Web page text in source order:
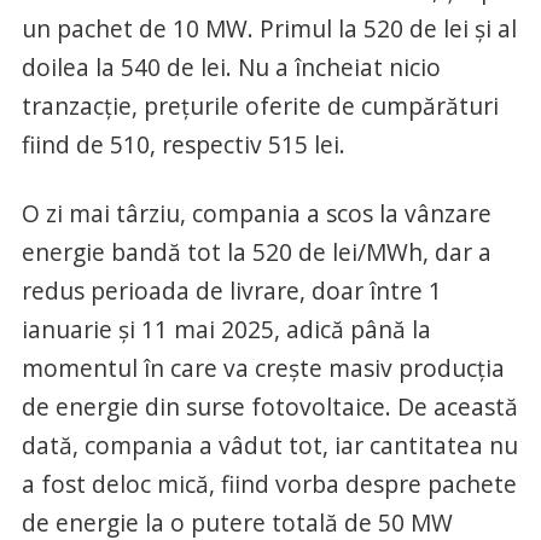
un pachet de 10 MW. Primul la 520 de lei și al
doilea la 540 de lei. Nu a încheiat nicio
tranzacție, prețurile oferite de cumpărături
fiind de 510, respectiv 515 lei.
O zi mai târziu, compania a scos la vânzare
energie bandă tot la 520 de lei/MWh, dar a
redus perioada de livrare, doar între 1
ianuarie și 11 mai 2025, adică până la
momentul în care va crește masiv producția
de energie din surse fotovoltaice. De această
dată, compania a vâdut tot, iar cantitatea nu
a fost deloc mică, fiind vorba despre pachete
de energie la o putere totală de 50 MW